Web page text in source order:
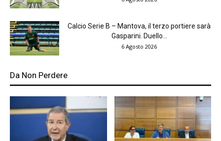
Calcio Serie B – Mantova, il terzo portiere sarà
Gasparini. Duello...
6 Agosto 2026
Da Non Perdere